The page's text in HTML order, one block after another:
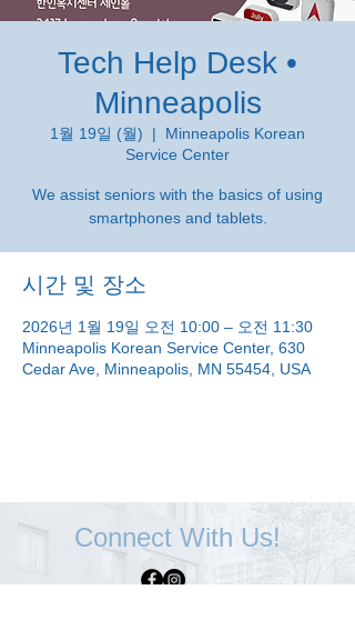
Tech Help Desk •
Minneapolis
1월 19일 (월)
  |
Minneapolis Korean
Service Center
We assist seniors with the basics of using
smartphones and tablets.
시간 및 장소
2026년 1월 19일 오전 10:00 – 오전 11:30
Minneapolis Korean Service Center, 630
Cedar Ave, Minneapolis, MN 55454, USA
Connect With Us!